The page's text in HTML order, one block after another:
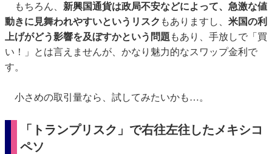
もちろん、 新興国通貨は政局不安などによって、急激な値
動きに見舞われやすいというリスク もありますし、 米国の利
上げがどう影響を及ぼすかという問題 もあり、手放しで「買
い！」とは言えませんが、かなり魅力的なスワップ金利で
す。
小さめの取引量なら、試してみたいかも…。
「トランプリスク」で右往左往したメキシコ
ペソ